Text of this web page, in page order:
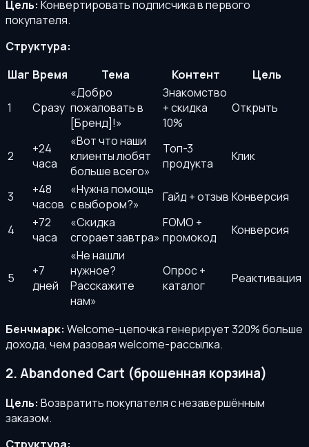
Цель: Конвертировать подписчика в первого
покупателя.
Структура:
Шаг Время Тема Контент Цель
1 Сразу
«Добро
пожаловать в
[Бренд]!»
Знакомство
+ скидка
10%
Открыть
2
+24
часа
«Вот что наши
клиенты любят
больше всего»
Топ-3
продукта
Клик
3
+48
часов
«Нужна помощь
с выбором?»
Гайд + отзыв Конверсия
4
+72
часа
«Скидка
сгорает завтра»
FOMO +
промокод
Конверсия
5
+7
дней
«Не нашли
нужное?
Расскажите
нам»
Опрос +
каталог
Реактивация
Бенчмарк: Welcome-цепочка генерирует 320% больше
дохода, чем разовая welcome-рассылка.
2. Abandoned Cart (брошенная корзина)
Цель: Возвратить покупателя с незавершённым
заказом.